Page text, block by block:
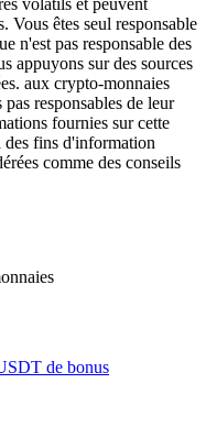
volatils et peuvent
Vous êtes seul responsable
n'est pas responsable des
appuyons sur des sources
aux crypto-monnaies
responsables de leur
fournies sur cette
des fins d'information
comme des conseils
de bonus